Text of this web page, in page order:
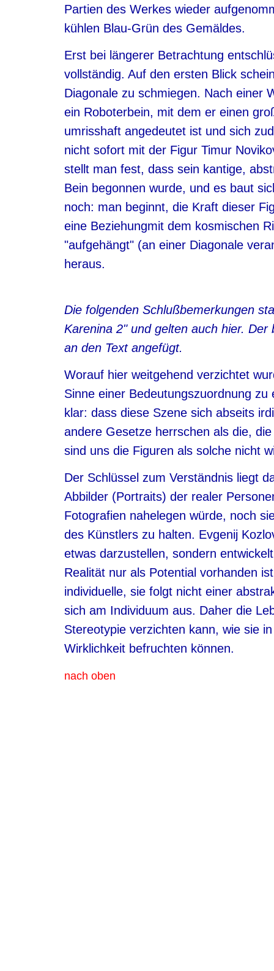
Partien des Werkes wieder
kühlen Blau-Grün des Gemäldes.
Erst bei längerer Betrachtung
vollständig. Auf den ersten Blick
Diagonale zu schmiegen. Nach einer
ein Roboterbein, mit dem er einen
umrisshaft angedeutet ist und sich
nicht sofort mit der Figur Timur
stellt man fest, dass sein kantige,
Bein begonnen wurde, und es baut
noch: man beginnt, die Kraft dieser
eine Beziehungmit dem kosmischen
"aufgehängt" (an einer Diagonale
heraus.
Die folgenden Schlußbemerkungen
Karenina 2" und gelten auch hier.
an den Text angefügt.
Worauf hier weitgehend verzichtet
Sinne einer Bedeutungszuordnung
klar: dass diese Szene sich abseits
andere Gesetze herrschen als die,
sind uns die Figuren als solche nicht
Der Schlüssel zum Verständnis liegt
Abbilder (Portraits) der realer
Fotografien nahelegen würde, noch
des Künstlers zu halten. Evgenij
etwas darzustellen, sondern
Realität nur als Potential vorhanden
individuelle, sie folgt nicht einer
sich am Individuum aus. Daher die
Stereotypie verzichten kann, wie sie
Wirklichkeit befruchten können.
nach oben